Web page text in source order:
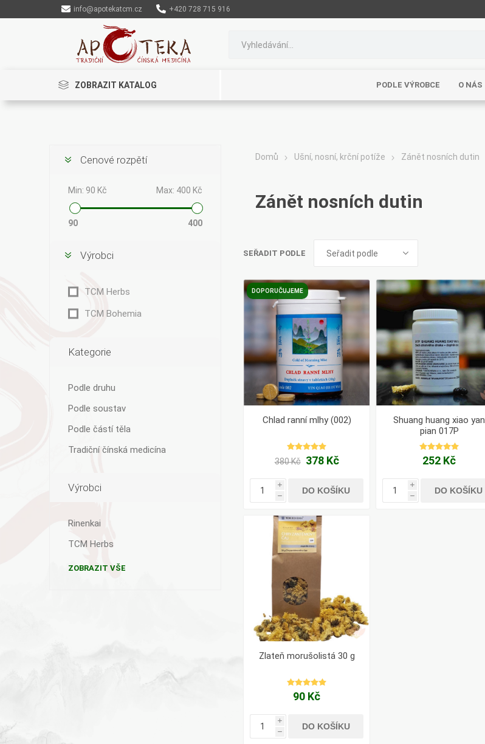
info@apotekatcm.cz +420 728 715 916
ZOBRAZIT KATALOG PODLE VÝROBCE
Cannaderm
Bylinky TČM
Ecce Vita
Lavylites
Bylinné
kapky
Lakshmi-
Narayan
Ostatní
O NÁS
Domů Ušní, nosní, krční potíže Zánět nosních dutin
Zánět nosních dutin
SEŘADIT PODLE
DOPORUČUJEME
Chlad ranní mlhy (002)
380 Kč 378 Kč
i
h
DO KOŠÍKU
Shuang huang xiao yan
pian 017P
252 Kč
i
h
DO KOŠÍKU
Zlateň morušolistá 30 g
90 Kč
i
h
DO KOŠÍKU
Cenové rozpětí
Min: 90 Kč Max: 400 Kč
90 400
Výrobci
TCM Herbs
TCM Bohemia
Kategorie
Podle druhu
Podle soustav
Podle částí těla
Tradiční čínská medicína
Výrobci
Rinenkai
TCM Herbs
ZOBRAZIT VŠE